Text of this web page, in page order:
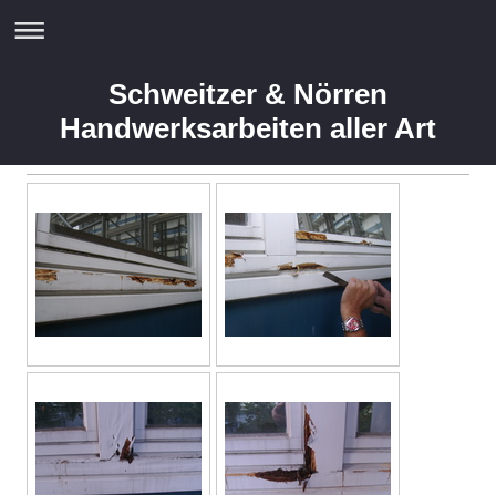
Schweitzer & Nörren
Handwerksarbeiten aller Art